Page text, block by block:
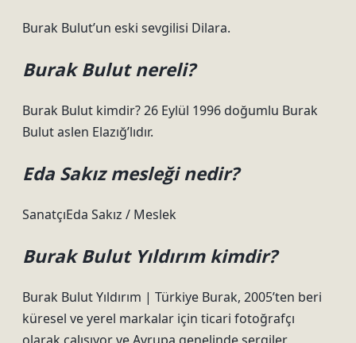
Burak Bulut’un eski sevgilisi Dilara.
Burak Bulut nereli?
Burak Bulut kimdir? 26 Eylül 1996 doğumlu Burak
Bulut aslen Elazığ’lıdır.
Eda Sakız mesleği nedir?
SanatçıEda Sakız / Meslek
Burak Bulut Yıldırım kimdir?
Burak Bulut Yıldırım | Türkiye Burak, 2005’ten beri
küresel ve yerel markalar için ticari fotoğrafçı